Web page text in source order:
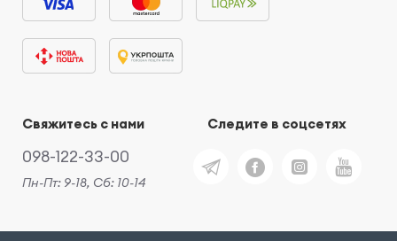
Свяжитесь с нами
098-122-33-00
Пн-Пт: 9-18, Сб: 10-14
Следите в соцсетях